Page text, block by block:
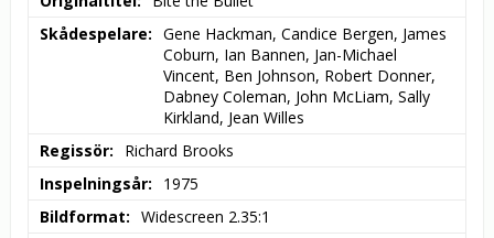
Skådespelare
Gene Hackman, Candice Bergen, James
Coburn, Ian Bannen, Jan-Michael
Vincent, Ben Johnson, Robert Donner,
Dabney Coleman, John McLiam, Sally
Kirkland, Jean Willes
Regissör
Richard Brooks
Inspelningsår
1975
Bildformat
Widescreen 2.35:1